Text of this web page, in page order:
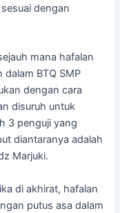
dengan
mana hafalan
BTQ SMP
dengan cara
disuruh untuk
3 penguji yang
diantaranya adalah
Marjuki.
di akhirat, hafalan
putus asa dalam